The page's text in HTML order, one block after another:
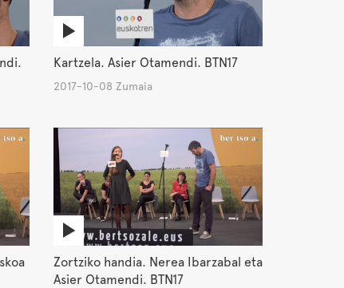
Kartzela. Asier Otamendi. BTN17
2017-10-08 Zumaia
Zortziko handia. Nerea Ibarzabal eta
Asier Otamendi. BTN17